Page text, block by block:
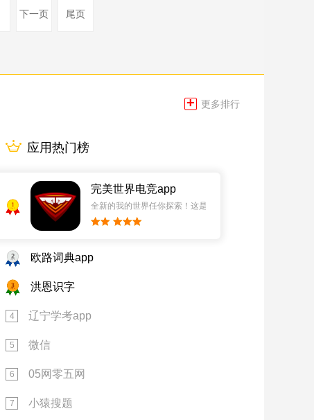
下一页 尾页
+ 更多排行
应用热门榜
1
完美世界电竞app
全新的我的世界任你探索！这是一个小提示字段。
2 欧路词典app
3 洪恩识字
4 辽宁学考app
5 微信
6 05网零五网
7 小猿搜题